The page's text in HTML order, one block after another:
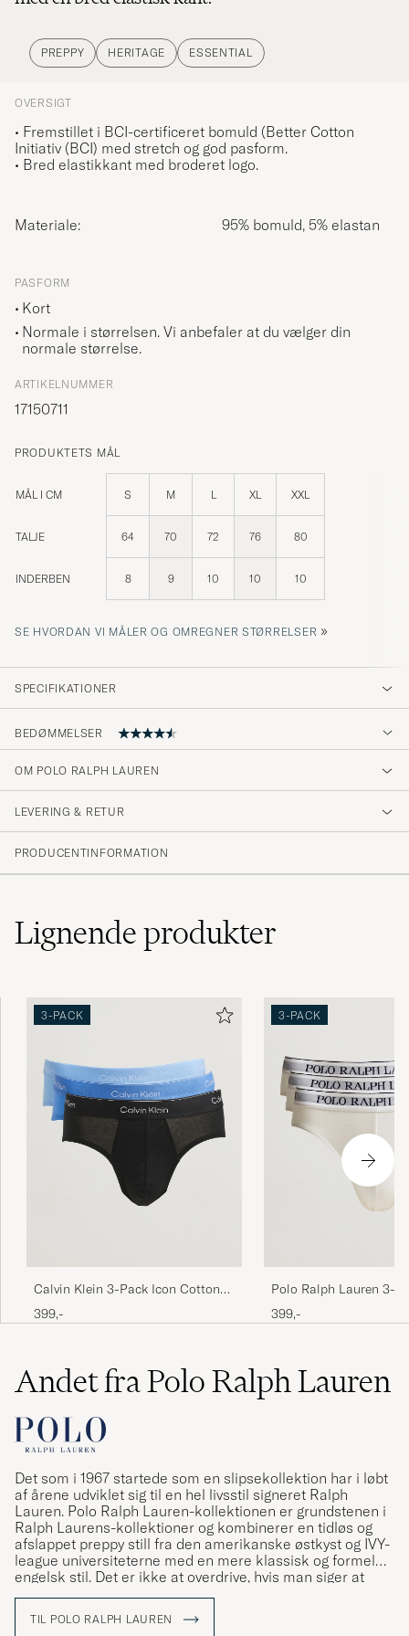
PREPPY HERITAGE ESSENTIAL
OVERSIGT
• Fremstillet i BCI-certificeret bomuld (Better Cotton
Initiativ (BCI) med stretch og god pasform.
• Bred elastikkant med broderet logo.
Materiale: 95% bomuld, 5% elastan
PASFORM
Kort
Normale i størrelsen. Vi anbefaler at du vælger din
normale størrelse.
ARTIKELNUMMER
17150711
PRODUKTETS MÅL
MÅL I CM S M L XL XXL
TALJE 64 70 72 76 80
INDERBEN 8 9 10 10 10
SE HVORDAN VI MÅLER OG OMREGNER STØRRELSER »
SPECIFIKATIONER
BEDØMMELSER
4.7
OM POLO RALPH LAUREN
LEVERING & RETUR
PRODUCENTINFORMATION
Lignendeprodukter
3-PACK
Calvin Klein 3-Pack Icon Cotton
Stretch Hip Brief Black/Blue/Light
Blue
399,-
3-PACK
Polo Ralph Lauren 3-
Rise Brief White
399,-
Andet fra Polo Ralph Lauren
Det som i 1967 startede som en slipsekollektion har i løbt
af årene udviklet sig til en hel livsstil signeret Ralph
Lauren. Polo Ralph Lauren-kollektionen er grundstenen i
Ralph Laurens-kollektioner og kombinerer en tidløs og
afslappet preppy still fra den amerikanske østkyst og IVY-
league universiteterne med en mere klassisk og formel
engelsk stil. Det er ikke at overdrive, hvis man siger at
Ralph Lauren har været med til at definere den
TIL POLO RALPH LAUREN